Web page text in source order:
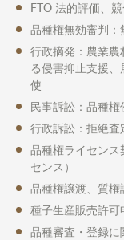
FTO 法的評価、
品種権無効審判：
行政摘発：農業農
る侵害抑止支援
使
民事訴訟：品種
行政訴訟：拒絶査
品種権ライセンス
センス）
品種権譲渡、質権
種子生産販売許可
品種審査・登録に